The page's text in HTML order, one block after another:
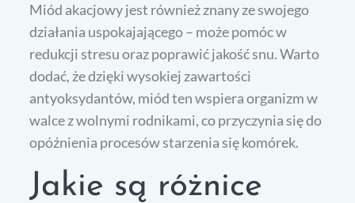
Miód akacjowy jest również znany ze swojego
działania uspokajającego – może pomóc w
redukcji stresu oraz poprawić jakość snu. Warto
dodać, że dzięki wysokiej zawartości
antyoksydantów, miód ten wspiera organizm w
walce z wolnymi rodnikami, co przyczynia się do
opóźnienia procesów starzenia się komórek.
Jakie są różnice